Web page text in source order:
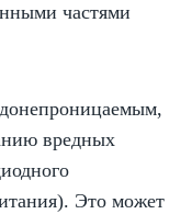
частями
вредных
Это может